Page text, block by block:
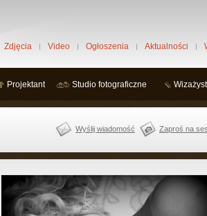
Zdjęcia Video Ogłoszenia Aktualności
Projektant Studio fotograficzne
Wyślij wiadomość Zaproś na